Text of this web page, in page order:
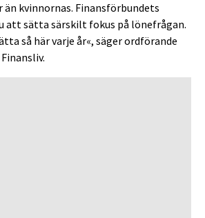
än kvinnornas. Finansförbundets
att sätta särskilt fokus på lönefrågan.
så här varje år«, säger ordförande